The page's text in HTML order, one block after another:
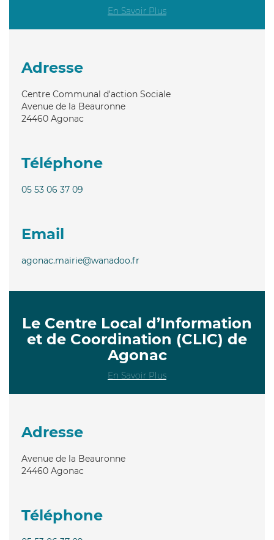
En Savoir Plus
Adresse
Centre Communal d'action Sociale
Avenue de la Beauronne
24460 Agonac
Téléphone
05 53 06 37 09
Email
agonac.mairie@wanadoo.fr
Le Centre Local d’Information
et de Coordination (CLIC) de
Agonac
En Savoir Plus
Adresse
Avenue de la Beauronne
24460 Agonac
Téléphone